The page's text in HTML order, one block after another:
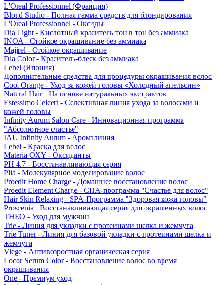
L'Oreal Professionnel (Франция)
Blond Studio - Полная гамма средств для блондирования
L'Oreal Professionnel - Оксиды
Dia Light - Кислотный краситель тон в тон без аммиака
INOA - Стойкое окрашивание без аммиака
Majirel - Стойкое окрашивание
Dia Color - Краситель-блеск без аммиака
Lebel (Япония)
Дополнительные средства для процедуры окрашивания волос
Cool Orange - Уход за кожей головы «Холодный апельсин»
Natural Hair - На основе натуральных экстрактов
Estessimo Celcert - Селективная линия ухода за волосами и
кожей головы
Infinity Aurum Salon Care - Инновационная программа
"Абсолютное счастье"
IAU Infinity Aurum - Аромалиния
Lebel - Краска для волос
Materia OXY - Оксиданты
PH 4.7 - Восстанавливающая серия
Plia - Молекулярное моделирование волос
Proedit Home Charge - Домашнее восстановление волос
Proedit Element Charge - СПА-программа "Счастье для волос"
Hair Skin Relaxing - SPA-Программа "Здоровая кожа головы"
Proscenia - Восстанавливающая серия для окрашенных волос
THEO - Уход для мужчин
Trie - Линия для укладки с протеинами шелка и жемчуга
Trie Tuner - Линия для базовой укладки с протеинами шелка и
жемчуга
Viege - Антивозростная органическая серия
Locor Serum Color - Восстановление волос во время
окрашивания
One - Премиум уход